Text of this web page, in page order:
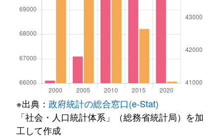
※出典： 政府統計の総合窓口(e-Stat)
「社会・人口統計体系」（総務省統計局）を加
工して作成